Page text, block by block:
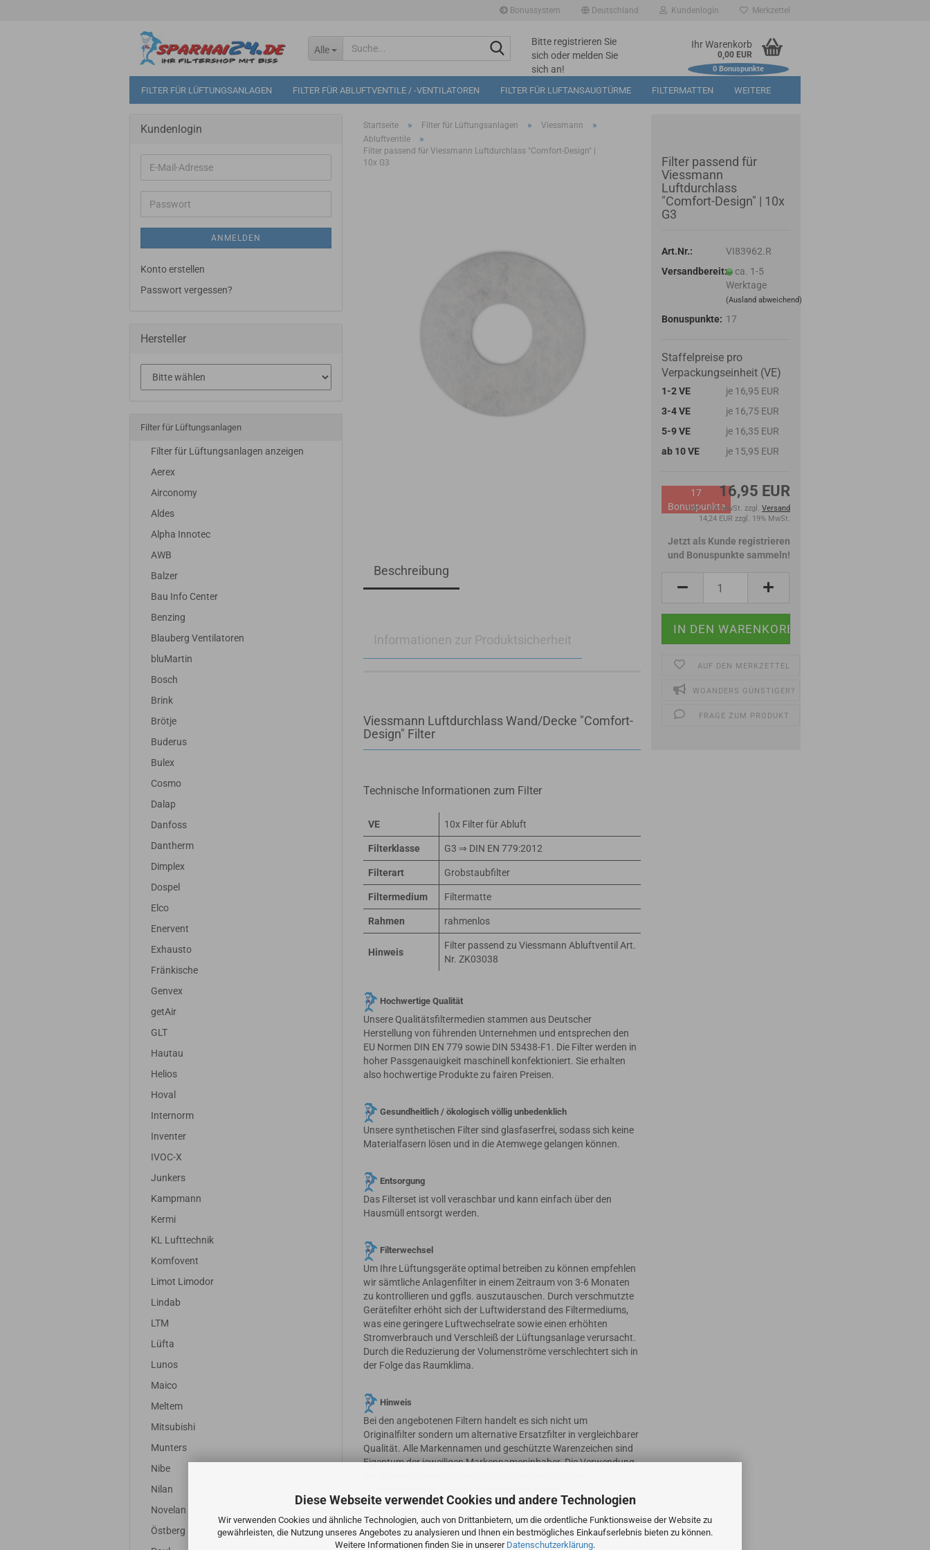
Diese Webseite verwendet Cookies und andere Technologien
Wir verwenden Cookies und ähnliche Technologien, auch von Drittanbietern, um die ordentliche Funktionsweise der Website zu
gewährleisten, die Nutzung unseres Angebotes zu analysieren und Ihnen ein bestmögliches Einkaufserlebnis bieten zu können.
Weitere Informationen finden Sie in unserer Datenschutzerklärung.
Bonussystem Deutschland Kundenlogin Merkzettel
Alle
Suche...Bitte registrieren Sie
sich oder melden Sie
sich an!
Mögliche
Bonuspunkte im
Ihr Warenkorb
0,00 EUR
0Bonuspunkte
FILTER FÜR LÜFTUNGSANLAGEN FILTER FÜR ABLUFTVENTILE / -VENTILATOREN FILTER FÜR LUFTANSAUGTÜRME FILTERMATTEN WEITERE
Startseite » Filter für Lüftungsanlagen » Viessmann »
Abluftventile »
Filter passend für Viessmann Luftdurchlass "Comfort-Design" |
10x G3
Filter passend für
Viessmann
Luftdurchlass
"Comfort-Design" | 10x
G3
Art.Nr.:
VI83962.R
Versandbereit:
ca. 1-5
Werktage
(Ausland abweichend)
Bonuspunkte: 17
Staffelpreise pro
Verpackungseinheit (VE)
1-2 VE
je 16,95 EUR
3-4 VE
je 16,75 EUR
5-9 VE
je 16,35 EUR
ab 10 VE
je 15,95 EUR
16,95 EUR
inkl. 19% MwSt. zzgl. Versand
14,24 EUR zzgl. 19% MwSt.
17
Bonuspunkte
Jetzt als Kunde registrieren
und Bonuspunkte sammeln!
AUF DEN MERKZETTEL
WOANDERS GÜNSTIGER?
FRAGE ZUM PRODUKT
Beschreibung
Informationen zur Produktsicherheit
Viessmann Luftdurchlass Wand/Decke "Comfort-
Design" Filter
Technische Informationen zum Filter
VE 10x Filter für Abluft
Filterklasse G3 ⇒ DIN EN 779:2012
Filterart Grobstaubfilter
Filtermedium Filtermatte
Rahmen rahmenlos
Hinweis
Filter passend zu Viessmann Abluftventil Art.
Nr. ZK03038
Hochwertige Qualität
Unsere Qualitätsfiltermedien stammen aus Deutscher
Herstellung von führenden Unternehmen und entsprechen den
EU Normen DIN EN 779 sowie DIN 53438-F1. Die Filter werden in
hoher Passgenauigkeit maschinell konfektioniert. Sie erhalten
also hochwertige Produkte zu fairen Preisen.
Gesundheitlich / ökologisch völlig unbedenklich
Unsere synthetischen Filter sind glasfaserfrei, sodass sich keine
Materialfasern lösen und in die Atemwege gelangen können.
Entsorgung
Das Filterset ist voll veraschbar und kann einfach über den
Hausmüll entsorgt werden.
Filterwechsel
Um Ihre Lüftungsgeräte optimal betreiben zu können empfehlen
wir sämtliche Anlagenfilter in einem Zeitraum von 3-6 Monaten
zu kontrollieren und ggfls. auszutauschen. Durch verschmutzte
Gerätefilter erhöht sich der Luftwiderstand des Filtermediums,
was eine geringere Luftwechselrate sowie einen erhöhten
Stromverbrauch und Verschleiß der Lüftungsanlage verursacht.
Durch die Reduzierung der Volumenströme verschlechtert sich in
der Folge das Raumklima.
Hinweis
Bei den angebotenen Filtern handelt es sich nicht um
Originalfilter sondern um alternative Ersatzfilter in vergleichbarer
Qualität. Alle Markennamen und geschützte Warenzeichen sind
Eigentum der jeweiligen Markennameninhaber. Die Verwendung
Kundenlogin
E-
Mail-
Adresse
Passwort
ANMELDEN
Konto erstellen
Passwort vergessen?
Hersteller
Filter für Lüftungsanlagen
Filter für Lüftungsanlagen anzeigen
Aerex
Airconomy
Aldes
Alpha Innotec
AWB
Balzer
Bau Info Center
Benzing
Blauberg Ventilatoren
bluMartin
Bosch
Brink
Brötje
Buderus
Bulex
Cosmo
Dalap
Danfoss
Dantherm
Dimplex
Dospel
Elco
Enervent
Exhausto
Fränkische
Genvex
getAir
GLT
Hautau
Helios
Hoval
Internorm
Inventer
IVOC-X
Junkers
Kampmann
Kermi
KL Lufttechnik
Komfovent
Limot Limodor
Lindab
LTM
Lüfta
Lunos
Maico
Meltem
Mitsubishi
Munters
Nibe
Nilan
Novelan
Östberg